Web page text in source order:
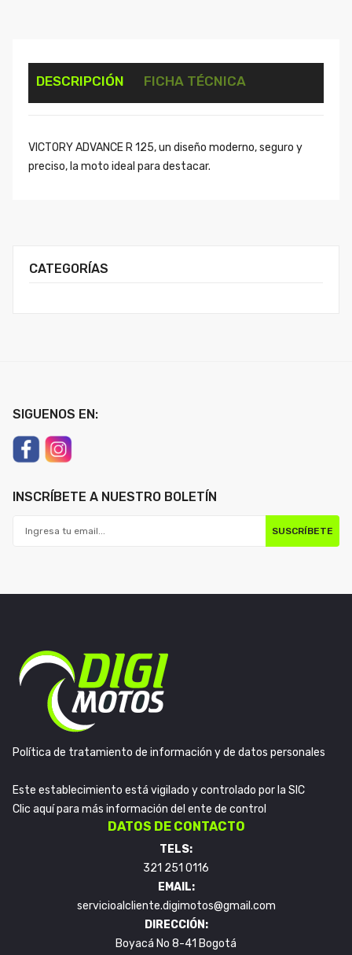
CATEGORÍAS
DESCRIPCIÓN FICHA TÉCNICA
VICTORY ADVANCE R 125, un diseño moderno, seguro y
preciso, la moto ideal para destacar.
SIGUENOS EN:
INSCRÍBETE A NUESTRO BOLETÍN
SUSCRÍBETE
Política de tratamiento de información y de datos personales
Este establecimiento está vigilado y controlado por la SIC
Clic aquí para más información del ente de control
DATOS DE CONTACTO
TELS:
321 251 0116
EMAIL:
servicioalcliente.digimotos@gmail.com
DIRECCIÓN:
Boyacá No 8-41 Bogotá